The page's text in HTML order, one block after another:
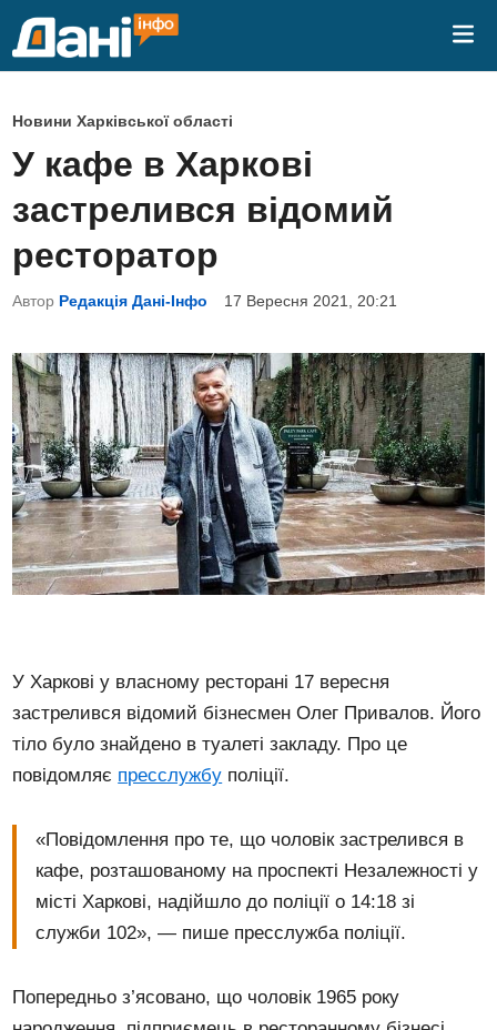
P
o
s
t
e
d
i
Новини Харківської області
У кафе в Харкові
застрелився відомий
ресторатор
Автор Редакція Дані-Інфо 17 Вересня 2021, 20:21
У Харкові у власному ресторані 17 вересня
застрелився відомий бізнесмен Олег Привалов. Його
тіло було знайдено в туалеті закладу. Про це
повідомляє пресслужбу поліції.
«Повідомлення про те, що чоловік застрелився в
кафе, розташованому на проспекті Незалежності у
місті Харкові, надійшло до поліції о 14:18 зі
служби 102», — пише пресслужба поліції.
Попередньо з’ясовано, що чоловік 1965 року